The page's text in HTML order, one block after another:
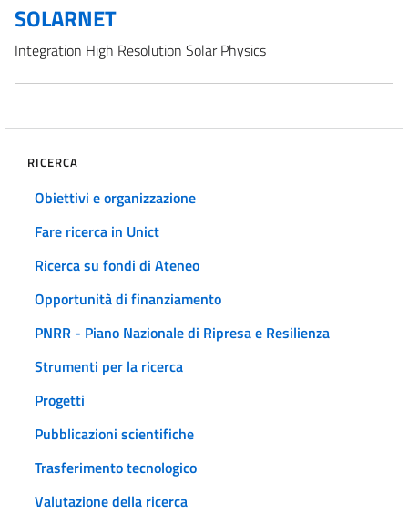
SOLARNET
Integration High Resolution Solar Physics
RICERCA
Obiettivi e organizzazione
Fare ricerca in Unict
Ricerca su fondi di Ateneo
Opportunità di finanziamento
PNRR - Piano Nazionale di Ripresa e Resilienza
Strumenti per la ricerca
Progetti
Pubblicazioni scientifiche
Trasferimento tecnologico
Valutazione della ricerca